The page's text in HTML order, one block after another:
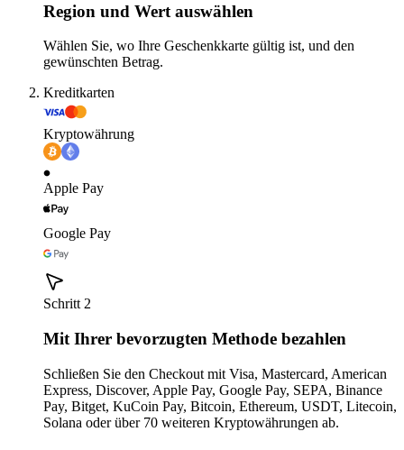
Region und Wert auswählen
Wählen Sie, wo Ihre Geschenkkarte gültig ist, und den
gewünschten Betrag.
Kreditkarten
Kryptowährung
Apple Pay
Google Pay
Schritt 2
Mit Ihrer bevorzugten Methode bezahlen
Schließen Sie den Checkout mit Visa, Mastercard, American
Express, Discover, Apple Pay, Google Pay, SEPA, Binance
Pay, Bitget, KuCoin Pay, Bitcoin, Ethereum, USDT, Litecoin,
Solana oder über 70 weiteren Kryptowährungen ab.